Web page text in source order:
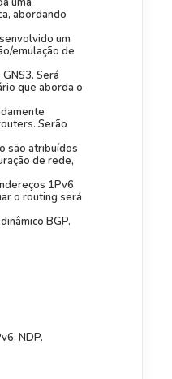
abordando
um
emulação de
Será
que aborda o
Serão
são atribuídos
de rede,
1Pv6
o routing será
BGP.
NDP.